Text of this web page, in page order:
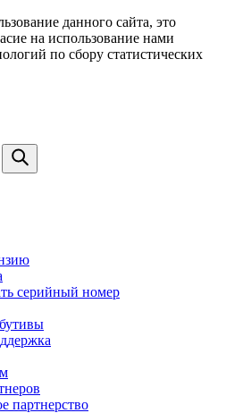
данного сайта, это
на использование нами
по сбору статистических
серийный номер
партнерство